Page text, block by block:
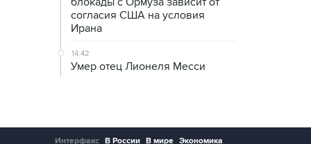
согласия США на условия
Ирана
14:42
Умер отец Лионеля Месси
Интерфакс В России В мире Экономика